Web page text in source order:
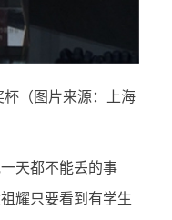
（图片来源：上海
天都不能丢的事
耀只要看到有学生